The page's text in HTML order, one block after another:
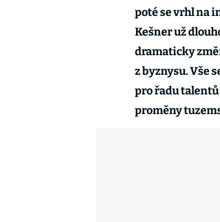
poté se vrhl na
Kešner už
dramaticky
z byznysu. Vše
pro řadu
proměny